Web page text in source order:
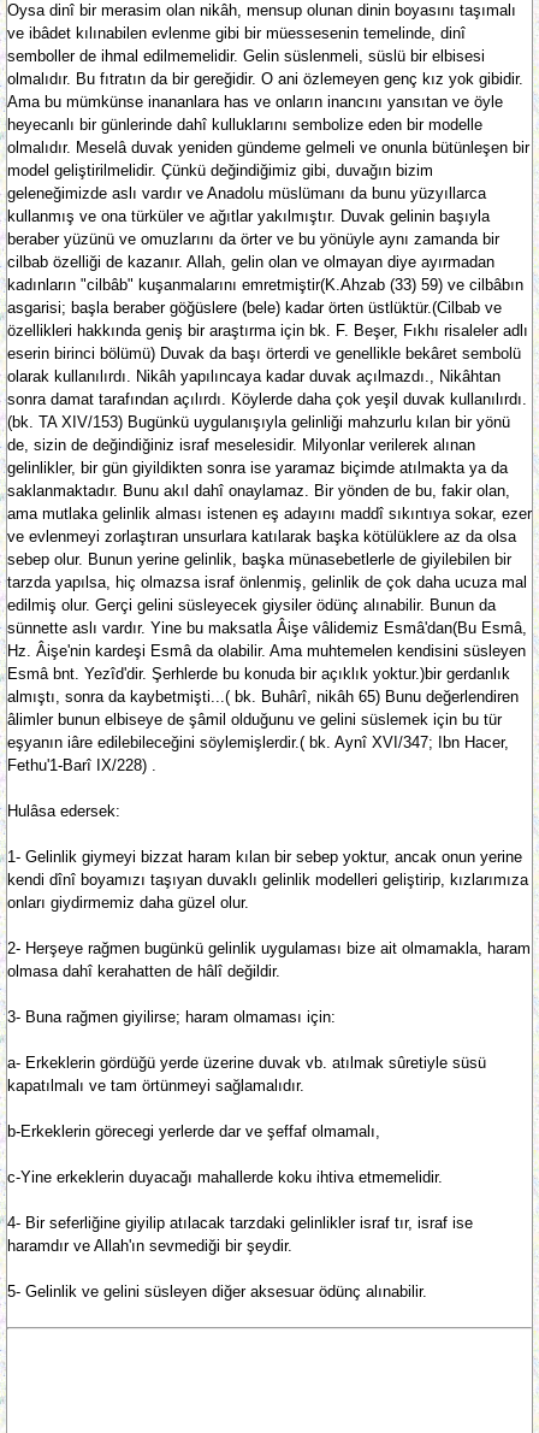
Oysa dinî bir merasim olan nikâh, mensup olunan dinin boyasını taşımalı
ve ibâdet kılınabilen evlenme gibi bir müessesenin temelinde, dinî
semboller de ihmal edilmemelidir. Gelin süslenmeli, süslü bir elbisesi
olmalıdır. Bu fıtratın da bir gereğidir. O ani özlemeyen genç kız yok gibidir.
Ama bu mümkünse inananlara has ve onların inancını yansıtan ve öyle
heyecanlı bir günlerinde dahî kulluklarını sembolize eden bir modelle
olmalıdır. Meselâ duvak yeniden gündeme gelmeli ve onunla bütünleşen bir
model geliştirilmelidir. Çünkü değindiğimiz gibi, duvağın bizim
geleneğimizde aslı vardır ve Anadolu müslümanı da bunu yüzyıllarca
kullanmış ve ona türküler ve ağıtlar yakılmıştır. Duvak gelinin başıyla
beraber yüzünü ve omuzlarını da örter ve bu yönüyle aynı zamanda bir
cilbab özelliği de kazanır. Allah, gelin olan ve olmayan diye ayırmadan
kadınların "cilbâb" kuşanmalarını emretmiştir(K.Ahzab (33) 59) ve cilbâbın
asgarisi; başla beraber göğüslere (bele) kadar örten üstlüktür.(Cilbab ve
özellikleri hakkında geniş bir araştırma için bk. F. Beşer, Fıkhı risaleler adlı
eserin birinci bölümü) Duvak da başı örterdi ve genellikle bekâret sembolü
olarak kullanılırdı. Nikâh yapılıncaya kadar duvak açılmazdı., Nikâhtan
sonra damat tarafından açılırdı. Köylerde daha çok yeşil duvak kullanılırdı.
(bk. TA XIV/153) Bugünkü uygulanışıyla gelinliği mahzurlu kılan bir yönü
de, sizin de değindiğiniz israf meselesidir. Milyonlar verilerek alınan
gelinlikler, bir gün giyildikten sonra ise yaramaz biçimde atılmakta ya da
saklanmaktadır. Bunu akıl dahî onaylamaz. Bir yönden de bu, fakir olan,
ama mutlaka gelinlik alması istenen eş adayını maddî sıkıntıya sokar, ezer
ve evlenmeyi zorlaştıran unsurlara katılarak başka kötülüklere az da olsa
sebep olur. Bunun yerine gelinlik, başka münasebetlerle de giyilebilen bir
tarzda yapılsa, hiç olmazsa israf önlenmiş, gelinlik de çok daha ucuza mal
edilmiş olur. Gerçi gelini süsleyecek giysiler ödünç alınabilir. Bunun da
sünnette aslı vardır. Yine bu maksatla Âişe vâlidemiz Esmâ'dan(Bu Esmâ,
Hz. Âişe'nin kardeşi Esmâ da olabilir. Ama muhtemelen kendisini süsleyen
Esmâ bnt. Yezîd'dir. Şerhlerde bu konuda bir açıklık yoktur.)bir gerdanlık
almıştı, sonra da kaybetmişti...( bk. Buhârî, nikâh 65) Bunu değerlendiren
âlimler bunun elbiseye de şâmil olduğunu ve gelini süslemek için bu tür
eşyanın iâre edilebileceğini söylemişlerdir.( bk. Aynî XVI/347; Ibn Hacer,
Fethu'1-Barî IX/228) .
Hulâsa edersek:
1- Gelinlik giymeyi bizzat haram kılan bir sebep yoktur, ancak onun yerine
kendi dînî boyamızı taşıyan duvaklı gelinlik modelleri geliştirip, kızlarımıza
onları giydirmemiz daha güzel olur.
2- Herşeye rağmen bugünkü gelinlik uygulaması bize ait olmamakla, haram
olmasa dahî kerahatten de hâlî değildir.
3- Buna rağmen giyilirse; haram olmaması için:
a- Erkeklerin gördüğü yerde üzerine duvak vb. atılmak sûretiyle süsü
kapatılmalı ve tam örtünmeyi sağlamalıdır.
b-Erkeklerin görecegi yerlerde dar ve şeffaf olmamalı,
c-Yine erkeklerin duyacağı mahallerde koku ihtiva etmemelidir.
4- Bir seferliğine giyilip atılacak tarzdaki gelinlikler israf tır, israf ise
haramdır ve Allah'ın sevmediği bir şeydir.
5- Gelinlik ve gelini süsleyen diğer aksesuar ödünç alınabilir.